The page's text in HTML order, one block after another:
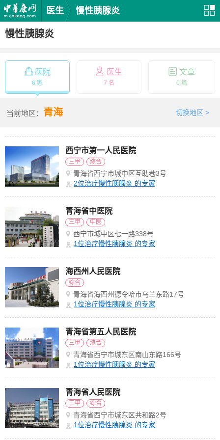
医生 慢性胰腺炎
慢性胰腺炎
医院
6 家
医生
7 名
文章
0 篇
当前地区： 青海 切换地区 >
西宁市第一人民医院
三甲 综合
青海省西宁市城中区互助巷3号
2位治疗慢性胰腺炎 的专家
青海省中医院
三甲 中医
西宁市城中区七一路338号
1位治疗慢性胰腺炎 的专家
海西州人民医院
综合
青海省海西州德令哈市乌兰东路17号
1位治疗慢性胰腺炎 的专家
青海省第五人民医院
三甲 综合
青海省西宁市城东区南山东路166号
1位治疗慢性胰腺炎 的专家
青海省人民医院
三甲 综合
青海省西宁市城东区共和路2号
1位治疗慢性胰腺炎 的专家